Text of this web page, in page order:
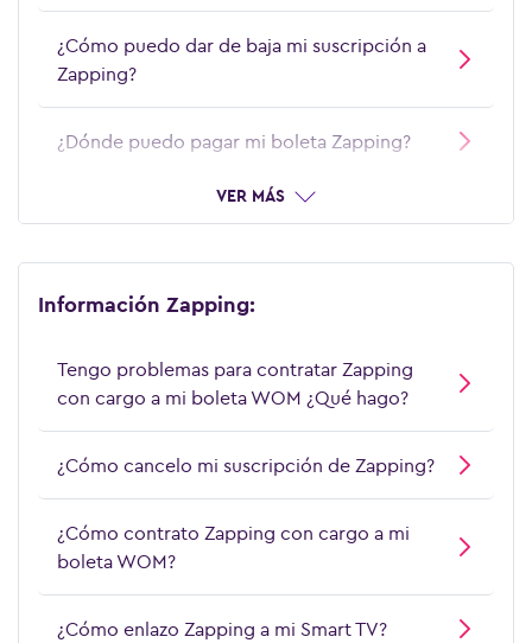
¿Cómo puedo dar de baja mi suscripción a
Zapping?
¿Dónde puedo pagar mi boleta Zapping?
VER MÁS
Información Zapping:
Tengo problemas para contratar Zapping
con cargo a mi boleta WOM ¿Qué hago?
¿Cómo cancelo mi suscripción de Zapping?
¿Cómo contrato Zapping con cargo a mi
boleta WOM?
¿Cómo enlazo Zapping a mi Smart TV?